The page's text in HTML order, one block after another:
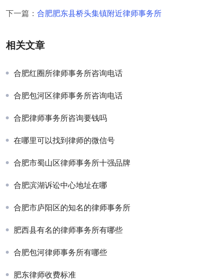
下一篇： 合肥肥东县桥头集镇附近律师事务所
相关文章
合肥红圈所律师事务所咨询电话
合肥包河区律师事务所咨询电话
合肥律师事务所咨询要钱吗
在哪里可以找到律师的微信号
合肥市蜀山区律师事务所十强品牌
合肥滨湖诉讼中心地址在哪
合肥市庐阳区的知名的律师事务所
肥西县有名的律师事务所有哪些
合肥包河律师事务所有哪些
肥东律师收费标准